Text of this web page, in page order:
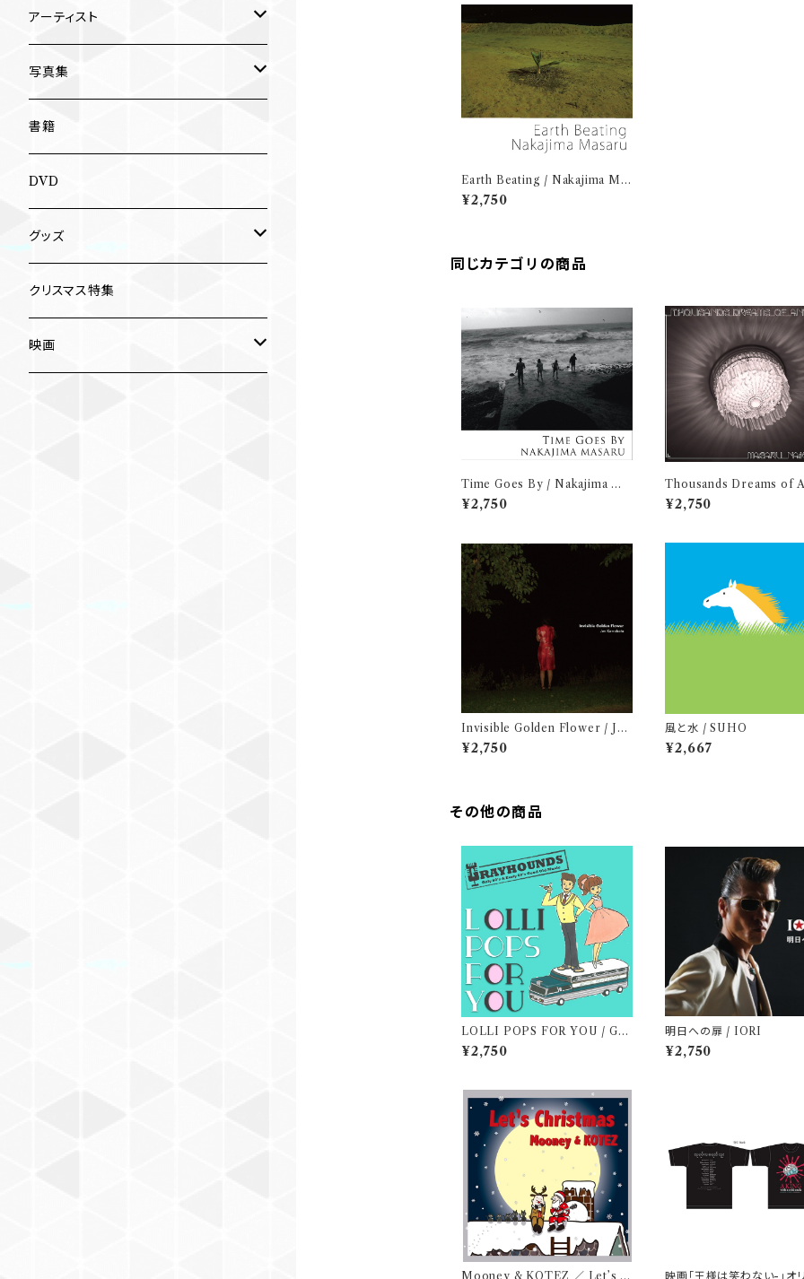
Earth Beating / Nakajima Ma
saru
¥2,750
同じカテゴリの商品
Time Goes By / Nakajima Ma
saru
¥2,750
Thousands Dreams of
id / Nakajima Masaru
¥2,750
Invisible Golden Flower / Jun
Kawabata
¥2,750
風と水 / SUHO
¥2,667
その他の商品
LOLLI POPS FOR YOU / GR
AYHOUNDS
¥2,750
明日への扉 / IORI
¥2,750
Mooney & KOTEZ ／ Let’s C 映画「王様は笑わない-」オ
アーティスト
内海利勝
南博
ASA-CHANG
Jun Kawabata
Mooney
ミャンマー伝統音楽
写真集
Jun Kawabata
旅の記憶
書籍
DVD
グッズ
Tシャツ
クリスマス特集
映画